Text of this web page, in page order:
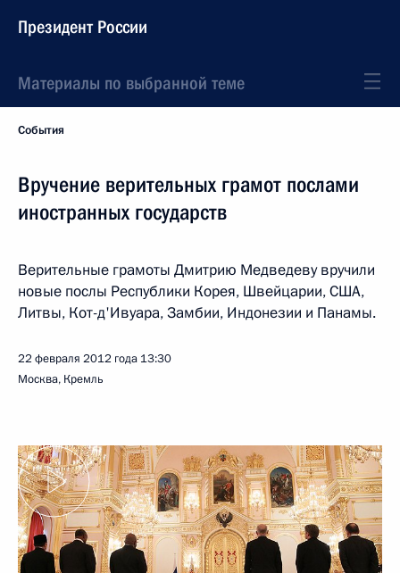
Президент России
Материалы по выбранной теме
События
Вручение верительных грамот послами
иностранных государств
Верительные грамоты Дмитрию Медведеву вручили
новые послы Республики Корея, Швейцарии, США,
Литвы, Кот-д'Ивуара, Замбии, Индонезии и Панамы.
22 февраля 2012 года 13:30
Москва, Кремль